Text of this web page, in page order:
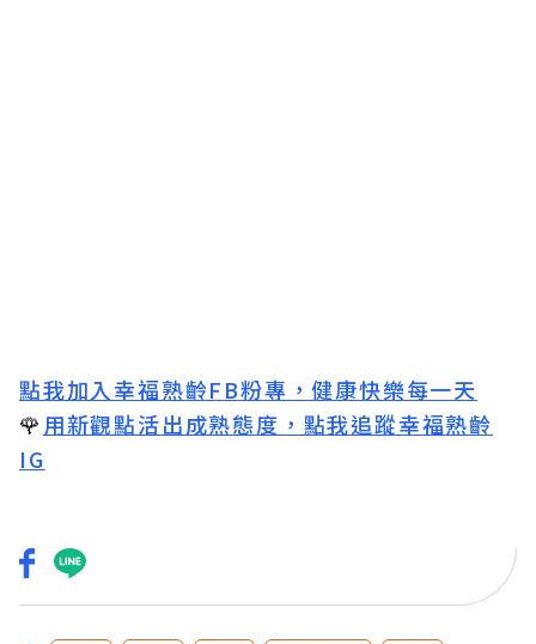
點我加入幸福熟齡FB粉專，健康快樂每一天
🌹 用新觀點活出成熟態度，點我追蹤幸福熟齡
IG